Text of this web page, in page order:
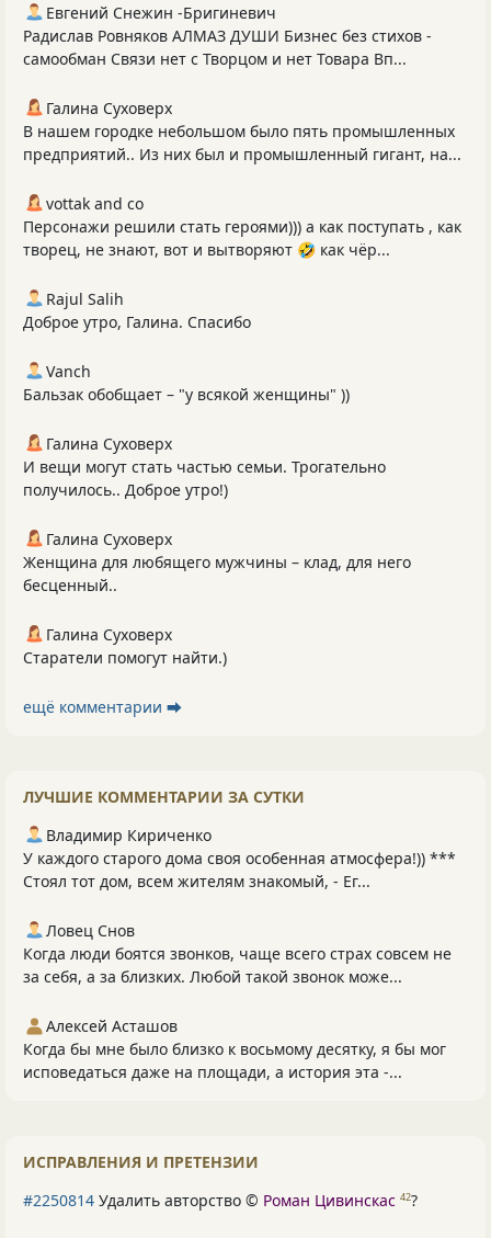
Евгений Снежин -Бригиневич
Радислав Ровняков АЛМАЗ ДУШИ Бизнес без стихов -
самообман Связи нет с Творцом и нет Товара Вп...
Галина Суховерх
В нашем городке небольшом было пять промышленных
предприятий.. Из них был и промышленный гигант, на...
vottak and co
Персонажи решили стать героями))) а как поступать , как
творец, не знают, вот и вытворяют 🤣 как чёр...
Rajul Salih
Доброе утро, Галина. Спасибо
Vanch
Бальзак обобщает – "у всякой женщины" ))
Галина Суховерх
И вещи могут стать частью семьи. Трогательно
получилось.. Доброе утро!)
Галина Суховерх
Женщина для любящего мужчины – клад, для него
бесценный..
Галина Суховерх
Старатели помогут найти.)
ещё комментарии ⮕
ЛУЧШИЕ КОММЕНТАРИИ ЗА СУТКИ
Владимир Кириченко
У каждого старого дома своя особенная атмосфера!)) ***
Стоял тот дом, всем жителям знакомый, - Ег...
Ловец Снов
Когда люди боятся звонков, чаще всего страх совсем не
за себя, а за близких. Любой такой звонок може...
Алексей Асташов
Когда бы мне было близко к восьмому десятку, я бы мог
исповедаться даже на площади, а история эта -...
ИСПРАВЛЕНИЯ И ПРЕТЕНЗИИ
#2250814 Удалить авторство © Роман Цивинскас 42?